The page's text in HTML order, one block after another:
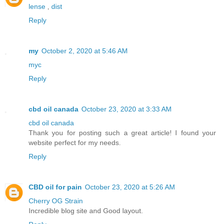
lense
dist
Reply
my October 2, 2020 at 5:46 AM
myc
Reply
cbd oil canada October 23, 2020 at 3:33 AM
cbd oil canada
Thank you for posting such a great article! I found your
website perfect for my needs.
Reply
CBD oil for pain October 23, 2020 at 5:26 AM
Cherry OG Strain
Incredible blog site and Good layout.